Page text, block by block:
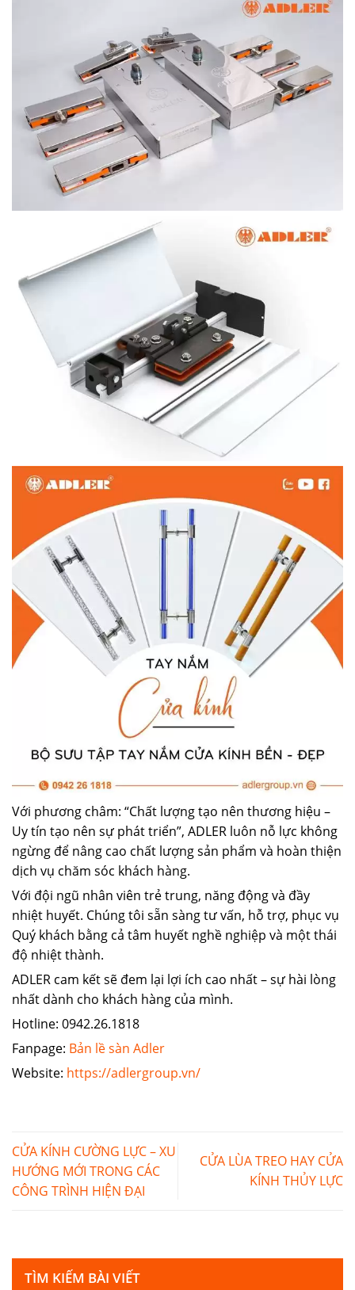
Với phương châm: “Chất lượng tạo nên thương hiệu –
Uy tín tạo nên sự phát triển”, ADLER luôn nỗ lực không
ngừng để nâng cao chất lượng sản phẩm và hoàn thiện
dịch vụ chăm sóc khách hàng.
Với đội ngũ nhân viên trẻ trung, năng động và đầy
nhiệt huyết. Chúng tôi sẵn sàng tư vấn, hỗ trợ, phục vụ
Quý khách bằng cả tâm huyết nghề nghiệp và một thái
độ nhiệt thành.
ADLER cam kết sẽ đem lại lợi ích cao nhất – sự hài lòng
nhất dành cho khách hàng của mình.
Hotline: 0942.26.1818
Fanpage: Bản lề sàn Adler
Website: https://adlergroup.vn/
CỬA KÍNH CƯỜNG LỰC – XU
HƯỚNG MỚI TRONG CÁC
CÔNG TRÌNH HIỆN ĐẠI
CỬA LÙA TREO HAY CỬA
KÍNH THỦY LỰC
TÌM KIẾM BÀI VIẾT